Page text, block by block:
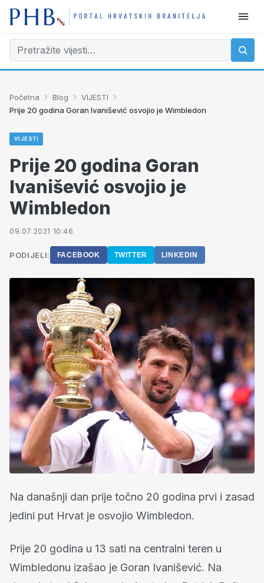
Početna › Blog › VIJESTI ›
Prije 20 godina Goran Ivanišević osvojio je Wimbledon
VIJESTI
Prije 20 godina Goran
Ivanišević osvojio je
Wimbledon
09.07.2021 10:46
PODIJELI: FACEBOOK TWITTER LINKEDIN
Na današnji dan prije točno 20 godina prvi i zasad
jedini put Hrvat je osvojio Wimbledon.
Prije 20 godina u 13 sati na centralni teren u
Wimbledonu izašao je Goran Ivanišević. Na